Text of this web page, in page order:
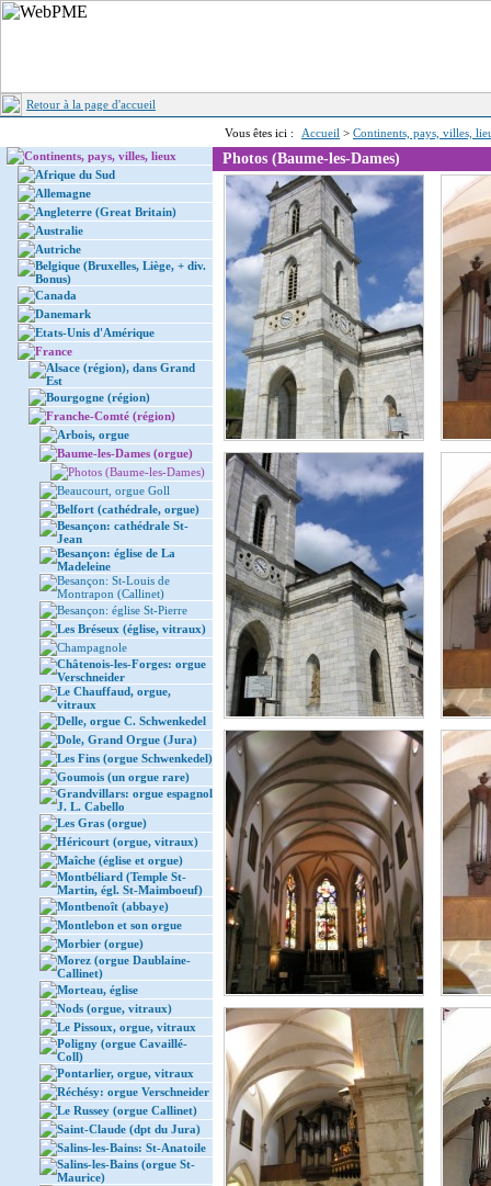
Retour à la page d'accueil
Vous êtes ici : Accueil > Continents, pays, villes,
Continents, pays, villes, lieux
Afrique du Sud
Allemagne
Angleterre (Great Britain)
Australie
Autriche
Belgique (Bruxelles, Liège, + div.
Bonus)
Canada
Danemark
Etats-Unis d'Amérique
France
Alsace (région), dans Grand
Est
Bourgogne (région)
Franche-Comté (région)
Arbois, orgue
Baume-les-Dames (orgue)
Photos (Baume-les-Dames)
Beaucourt, orgue Goll
Belfort (cathédrale, orgue)
Besançon: cathédrale St-
Jean
Besançon: église de La
Madeleine
Besançon: St-Louis de
Montrapon (Callinet)
Besançon: église St-Pierre
Les Bréseux (église, vitraux)
Champagnole
Châtenois-les-Forges: orgue
Verschneider
Le Chauffaud, orgue,
vitraux
Delle, orgue C. Schwenkedel
Dole, Grand Orgue (Jura)
Les Fins (orgue Schwenkedel)
Goumois (un orgue rare)
Grandvillars: orgue espagnol
J. L. Cabello
Les Gras (orgue)
Héricourt (orgue, vitraux)
Maîche (église et orgue)
Montbéliard (Temple St-
Martin, égl. St-Maimboeuf)
Montbenoît (abbaye)
Montlebon et son orgue
Morbier (orgue)
Morez (orgue Daublaine-
Callinet)
Morteau, église
Nods (orgue, vitraux)
Le Pissoux, orgue, vitraux
Poligny (orgue Cavaillé-
Coll)
Pontarlier, orgue, vitraux
Réchésy: orgue Verschneider
Le Russey (orgue Callinet)
Saint-Claude (dpt du Jura)
Salins-les-Bains: St-Anatoile
Salins-les-Bains (orgue St-
Maurice)
Photos (Baume-les-Dames)